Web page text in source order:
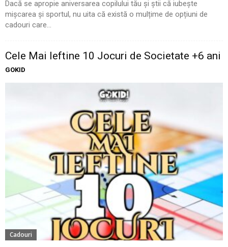
Dacă se apropie aniversarea copilului tău și știi că iubește
mișcarea și sportul, nu uita că există o mulțime de opțiuni de
cadouri care...
Cele Mai Ieftine 10 Jocuri de Societate +6 ani
GOKID
Cadouri